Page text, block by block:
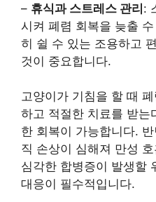
– 휴식과 스트레스 관리:
시켜 폐렴 회복을 늦출
히 쉴 수 있는 조용하고
것이 중요합니다.
고양이가 기침을 할 때
하고 적절한 치료를 받는
한 회복이 가능합니다.
직 손상이 심해져 만성
심각한 합병증이 발생할
대응이 필수적입니다.